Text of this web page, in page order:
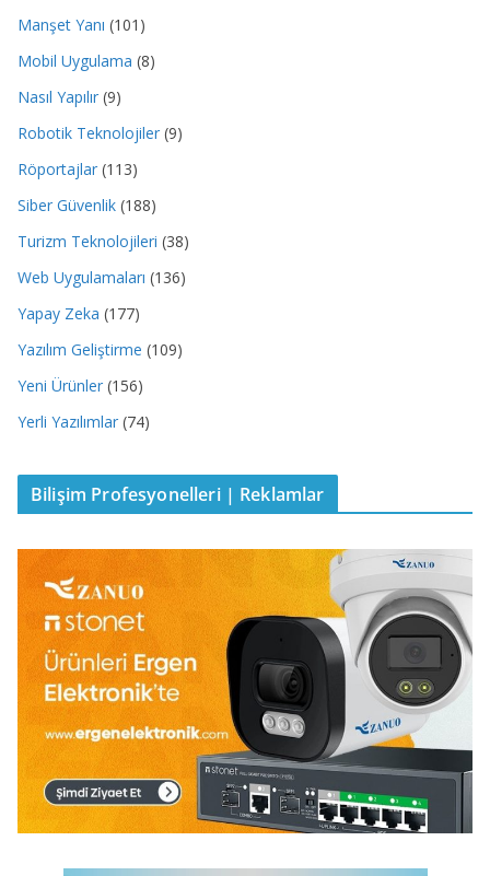
Manşet Yanı (101)
Mobil Uygulama (8)
Nasıl Yapılır (9)
Robotik Teknolojiler (9)
Röportajlar (113)
Siber Güvenlik (188)
Turizm Teknolojileri (38)
Web Uygulamaları (136)
Yapay Zeka (177)
Yazılım Geliştirme (109)
Yeni Ürünler (156)
Yerli Yazılımlar (74)
Bilişim Profesyonelleri | Reklamlar